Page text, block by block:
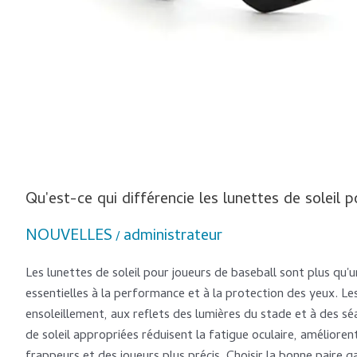
Qu'est-ce qui différencie les lunettes de soleil
NOUVELLES/administrateur
Les lunettes de soleil pour joueurs de baseball sont plus
essentielles à la performance et à la protection des yeux.
ensoleillement, aux reflets des lumières du stade et à des
de soleil appropriées réduisent la fatigue oculaire,